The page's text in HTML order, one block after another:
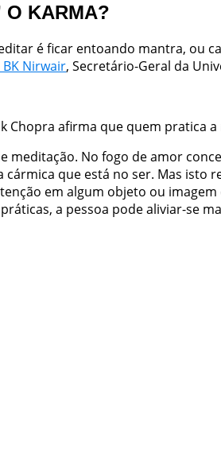
O KARMA?
é ficar entoando mantra, ou
Nirwair, Secretário-Geral da
Chopra afirma que quem pratica
meditação. No fogo de amor
que está no ser. Mas isto
em algum objeto ou
a pessoa pode aliviar-se